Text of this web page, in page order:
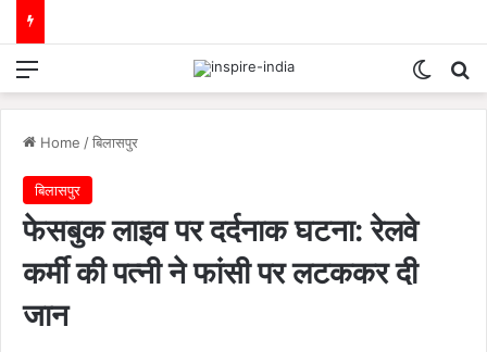
Menu
Home /बिलासपुर
बिलासपुर
फेसबुक लाइव पर दर्दनाक घटना: रेलवे
कर्मी की पत्नी ने फांसी पर लटककर दी
जान